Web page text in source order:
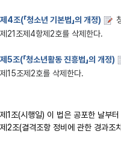
제4조(「청소년 기본법」의 개정)
제21조제4항제2호를 삭제한다.
제5조(「청소년활동 진흥법」의 개정)
제15조제2호를 삭제한다.
제1조(시행일) 이 법은 공포한 날부
제2조(결격조항 정비에 관한 경과조